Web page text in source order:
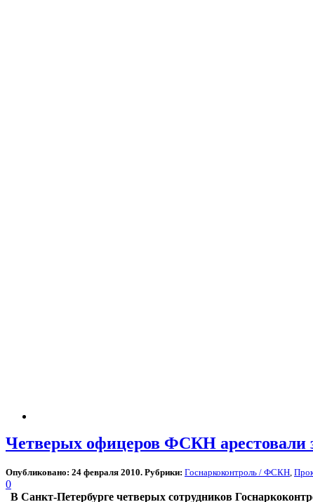
Четверых офицеров ФСКН арестовали
Опубликовано: 24 февраля 2010. Рубрики: Госнаркоконтроль / ФСКН
0
В Санкт-Петербурге четверых сотрудников